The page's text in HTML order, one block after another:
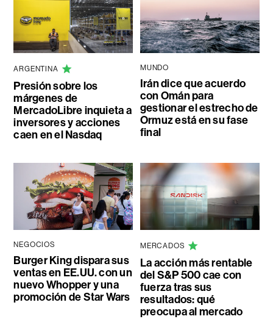
ARGENTINA
Presión sobre los
márgenes de
MercadoLibre inquieta a
inversores y acciones
caen en el Nasdaq
MUNDO
Irán dice que acuerdo
con Omán para
gestionar el estrecho de
Ormuz está en su fase
final
NEGOCIOS
Burger King dispara sus
ventas en EE.UU. con un
nuevo Whopper y una
promoción de Star Wars
MERCADOS
La acción más rentable
del S&P 500 cae con
fuerza tras sus
resultados: qué
preocupa al mercado